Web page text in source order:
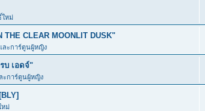
หม่
THE CLEAR MOONLIT DUSK"
ละการ์ตูนผู้หญิง
บ เอดจ์"
ะการ์ตูนผู้หญิง
หม่